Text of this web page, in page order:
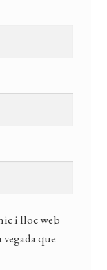
i lloc web
que